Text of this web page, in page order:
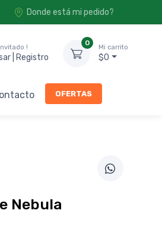
Donde está mi pedido?
!
| Registro
0
Mi carrito
$0
OFERTAS
Nebula